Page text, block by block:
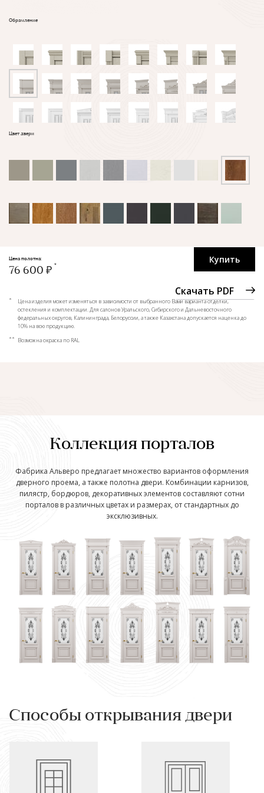
Обрамление
Цвет двери
Купить
Скачать PDF
Цена полотна:
76 600 ₽
*
Цена изделия может изменяться в зависимости от выбранного Вами варианта отделки,
остекления и комплектации. Для салонов Уральского, Сибирского и Дальневосточного
федеральных округов, Калининграда, Белоруссии, а также Казахстана допускается наценка до
10% на всю продукцию.
** Возможна окраска по RAL
Коллекция порталов
Фабрика Альверо предлагает множество вариантов оформления
дверного проема, а также полотна двери. Комбинации карнизов,
пилястр, бордюров, декоративных элементов составляют сотни
порталов в различных цветах и размерах, от стандартных до
эксклюзивных.
Способы открывания двери